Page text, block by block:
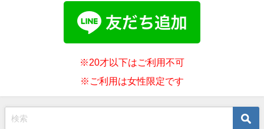
※20才以下はご利用不可
※ご利用は女性限定です